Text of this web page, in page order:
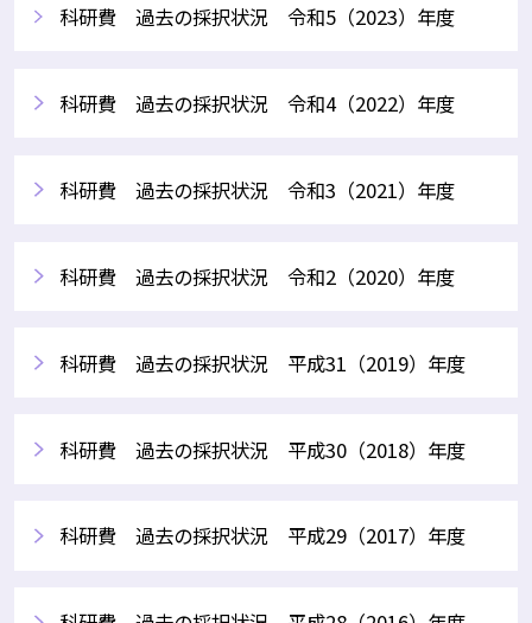
科研費 過去の採択状況 令和5（2023）年度
科研費 過去の採択状況 令和4（2022）年度
科研費 過去の採択状況 令和3（2021）年度
科研費 過去の採択状況 令和2（2020）年度
科研費 過去の採択状況 平成31（2019）年度
科研費 過去の採択状況 平成30（2018）年度
科研費 過去の採択状況 平成29（2017）年度